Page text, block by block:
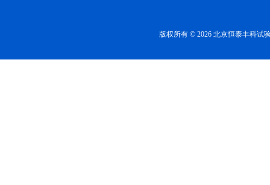
版权所有 © 2026 北京恒泰丰科试